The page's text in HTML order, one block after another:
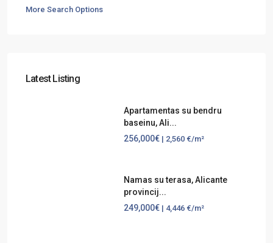
More Search Options
Latest Listing
Apartamentas su bendru
baseinu, Ali...
256,000€ | 2,560 €/m²
Namas su terasa, Alicante
provincij...
249,000€ | 4,446 €/m²